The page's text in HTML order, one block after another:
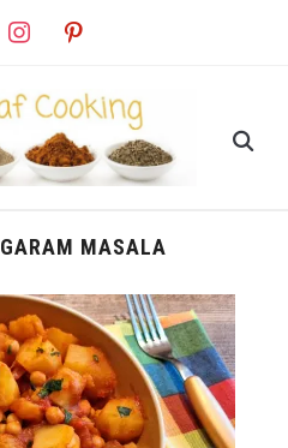
instagrampinterest
GARAM MASALA